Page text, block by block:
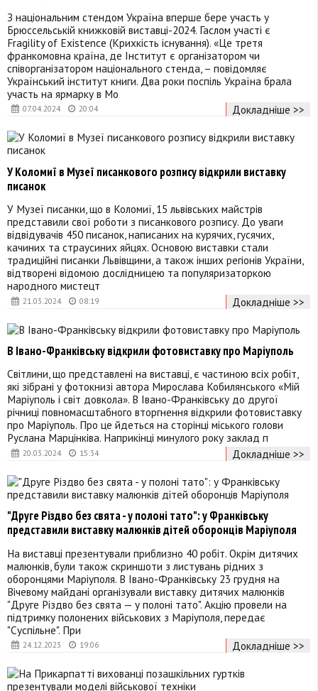
07.04.2024 20:04
З національним стендом Україна вперше бере участь у
Брюссельській книжковій виставці-2024. Гаслом участі є
Fragility of Existence (Крихкість існування). «Це третя
франкомовна країна, де Інститут є організатором чи
співорганізатором національного стенда, – повідомляє
Український інститут книги. Два роки поспіль Україна брала
участь на ярмарку в Мо
Докладніше >>
21.03.2024 08:19
У Коломиї в Музеї писанкового розпису відкрили виставку
писанок
У Музеї писанки, що в Коломиї, 15 львівських майстрів
представили свої роботи з писанкового розпису. До уваги
відвідувачів 450 писанок, написаних на курячих, гусячих,
качиних та страусиних яйцях. Основою виставки стали
традиційні писанки Львівщини, а також інших регіонів України,
відтворені відомою дослідницею та популяризаторкою
народного мистецт
Докладніше >>
20.03.2024 15:34
В Івано-Франківську відкрили фотовиставку про Маріуполь
Світлини, що представлені на виставці, є частиною всіх робіт,
які зібрані у фотокнизі автора Мирослава Кобилянського «Мій
Маріуполь і світ довкола». В Івано-Франківську до другої
річниці повномасштабного вторгнення відкрили фотовиставку
про Маріуполь. Про це йдеться на сторінці міського голови
Руслана Марцінківа. Наприкінці минулого року заклад п
Докладніше >>
24.12.2023 19:06
"Друге Різдво без свята - у полоні тато": у Франківську
представили виставку малюнків дітей оборонців Маріуполя
На виставці презентували приблизно 40 робіт. Окрім дитячих
малюнків, були також скриншоти з листувань рідних з
оборонцями Маріуполя. В Івано-Франківську 23 грудня на
Вічевому майдані організували виставку дитячих малюнків
"Друге Різдво без свята — у полоні тато". Акцію провели на
підтримку полонених військових з Маріуполя, передає
"Суспільне". При
Докладніше >>